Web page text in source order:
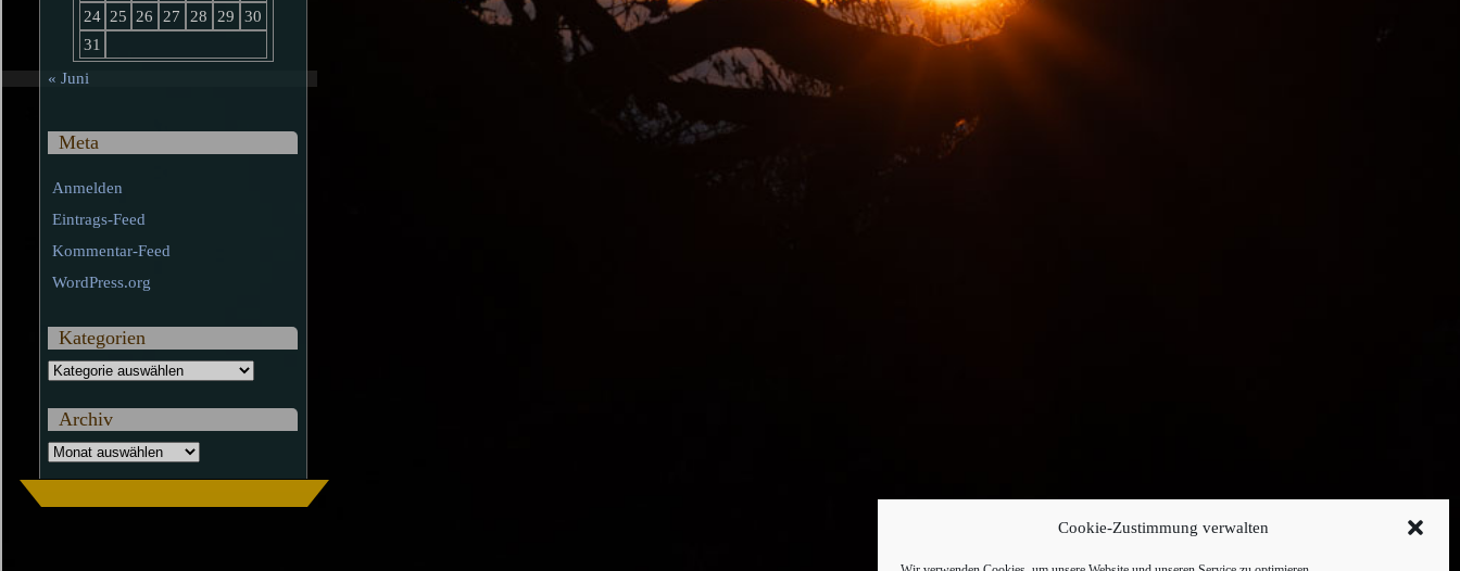
Cookie-Zustimmung verwalten
24 25 26 27 28 29
30
31
« Juni
Meta
Anmelden
Eintrags-Feed
Kommentar-Feed
WordPress.org
Kategorien
Kategorien
Archiv
Archiv